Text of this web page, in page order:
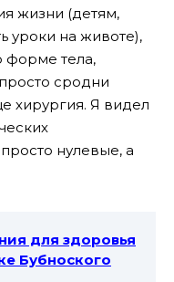
жизни (детям,
уроки на животе),
форме тела,
сродни
хирургия. Я видел
нулевые, а
для здоровья
Бубноского